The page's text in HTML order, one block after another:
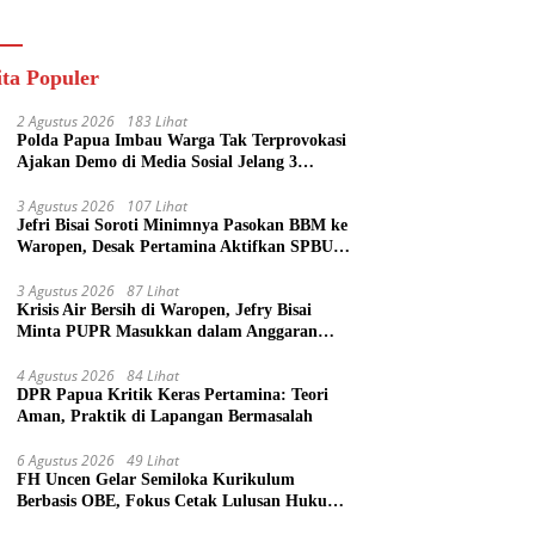
Populer
2 Agustus 2026 183 Lihat
Polda Papua Imbau Warga Tak Terprovokasi
Ajakan Demo di Media Sosial Jelang 3
3 Agustus 2026 107 Lihat
Jefri Bisai Soroti Minimnya Pasokan BBM ke
Waropen, Desak Pertamina Aktifkan SPBU
3 Agustus 2026 87 Lihat
Krisis Air Bersih di Waropen, Jefry Bisai
Minta PUPR Masukkan dalam Anggaran
4 Agustus 2026 84 Lihat
DPR Papua Kritik Keras Pertamina: Teori
Aman, Praktik di Lapangan Bermasalah
6 Agustus 2026 49 Lihat
FH Uncen Gelar Semiloka Kurikulum
Berbasis OBE, Fokus Cetak Lulusan Hukum